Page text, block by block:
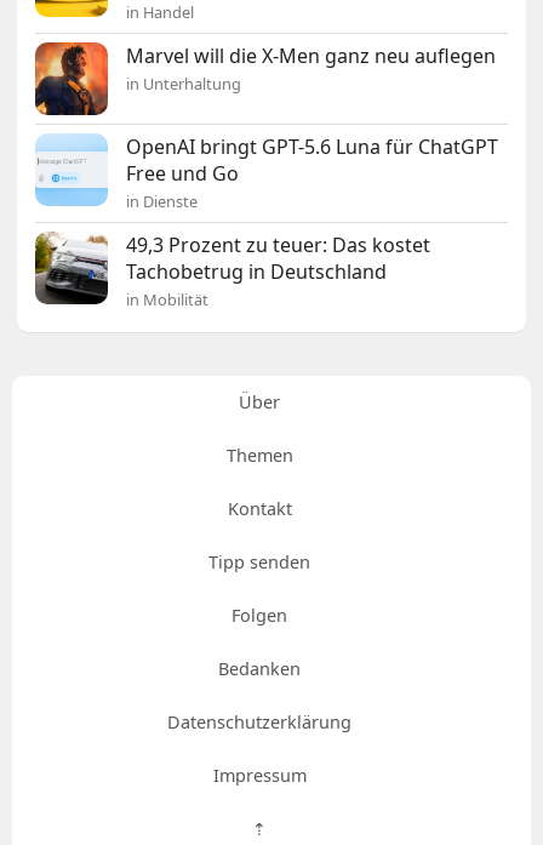
in Handel
Marvel will die X-Men ganz neu auflegen
in Unterhaltung
OpenAI bringt GPT-5.6 Luna für ChatGPT
Free und Go
in Dienste
49,3 Prozent zu teuer: Das kostet
Tachobetrug in Deutschland
in Mobilität
Über
Themen
Kontakt
Tipp senden
Folgen
Bedanken
Datenschutzerklärung
Impressum
⇡